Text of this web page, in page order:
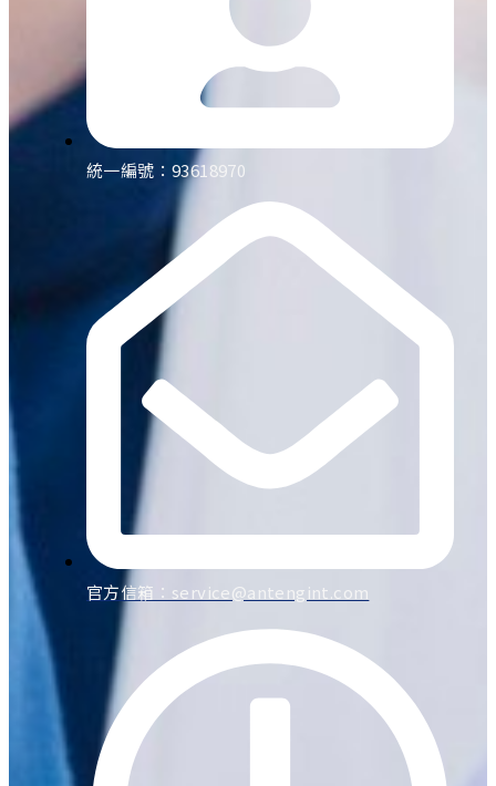
統一編號：93618970
官方信箱： service@antengint.com